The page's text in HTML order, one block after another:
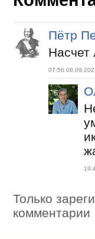
Пётр
Насчет
07:56
Только
комментарии